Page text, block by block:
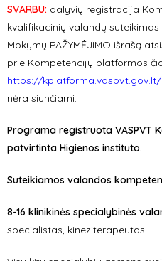
SVARBU: dalyvių registracija
kvalifikacinių valandų
Mokymų PAŽYMĖJIMO išrašą
prie Kompetencijų platformos
https://
nėra siunčiami.
Programa registruota VASPVT
patvirtinta Higienos instituto.
Suteikiamos valandos
8-16 klinikinės specialybinės
specialistas, kineziterapeutas.